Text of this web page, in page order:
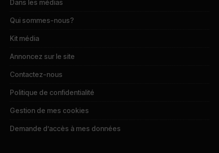
Dans les médias
Qui sommes-nous?
Kit média
Annoncez sur le site
Contactez-nous
Politique de confidentialité
Gestion de mes cookies
Demande d’accès à mes données